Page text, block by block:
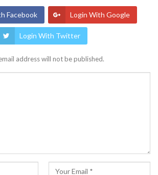
Facebook Login With Google
Login With Twitter
address will not be published.